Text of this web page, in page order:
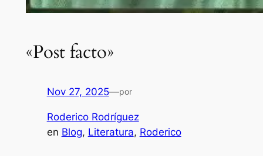
«Post facto»
Nov 27, 2025—por
Roderico Rodríguez
en Blog, Literatura, Roderico